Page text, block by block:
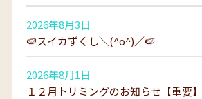
2026年8月3日
🍉スイカずくし＼(^o^)／🍉
2026年8月1日
１２月トリミングのお知らせ【重要】